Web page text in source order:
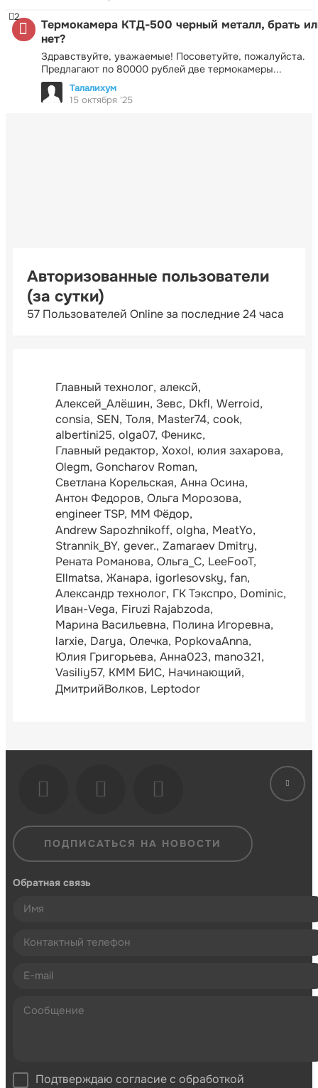
Термокамера КТД-500 черный металл, брать
нет?
Здравствуйте, уважаемые! Посоветуйте, пожалуйста.
Предлагают по 80000 рублей две термокамеры...
2
Талалихум
15 октября '25
Авторизованные пользователи
(за сутки)
57 Пользователей Online за последние 24 часа
Главный технолог алексй
Алексей_Алёшин Зевс Dkfl Werroid
consia SEN Толя Master74 cook
albertini25 olga07 Феникс
Главный редактор Xoxol юлия захарова
Olegm Goncharov Roman
Светлана Корельская Анна Осина
Антон Федоров Ольга Морозова
engineer TSP ММ Фёдор
Andrew Sapozhnikoff olgha MeatYo
Strannik_BY gever. Zamaraev Dmitry
Рената Романова Ольга_С LeeFooT
Ellmatsa Жанара igorlesovsky fan
Александр технолог ГК Тэкспро Dominic
Иван-Vega Firuzi Rajabzoda
Марина Васильевна Полина Игоревна
larxie Darya Олечка PopkovaAnna
Юлия Григорьева Анна023 mano321
Vasiliy57 КММ БИС Начинающий
ДмитрийВолков Leptodor
ПОДПИСАТЬСЯ НА НОВОСТИ
Обратная связь
Подтверждаю согласие с обработкой